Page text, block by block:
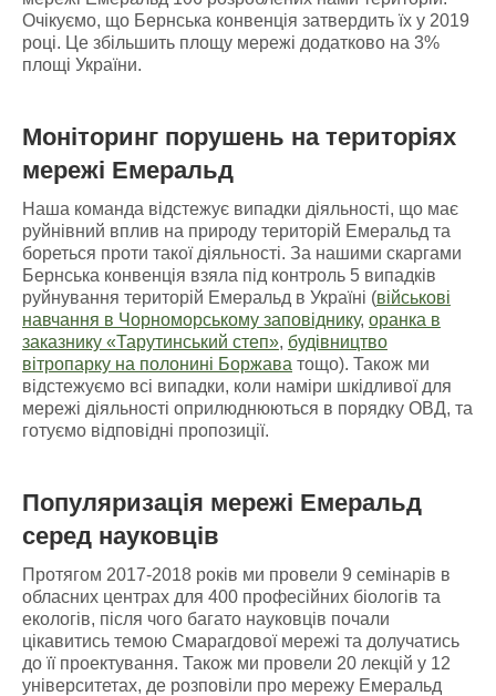
Очікуємо, що Бернська конвенція затвердить їх у 2019
році. Це збільшить площу мережі додатково на 3%
площі України.
Моніторинг порушень натериторіях
мережі Емеральд
Наша команда відстежує випадки діяльності, що має
руйнівний вплив на природу територій Емеральд та
бореться проти такої діяльності. За нашими скаргами
Бернська конвенція взяла під контроль 5 випадків
руйнування територій Емеральд в Україні (військові
навчання в Чорноморському заповіднику, оранка в
заказнику «Тарутинський степ», будівництво
вітропарку на полонині Боржава тощо). Також ми
відстежуємо всі випадки, коли наміри шкідливої для
мережі діяльності оприлюднюються в порядку ОВД, та
готуємо відповідні пропозиції.
Популяризація мережі Емеральд
серед науковців
Протягом 2017-2018 років ми провели 9 семінарів в
обласних центрах для 400 професійних біологів та
екологів, після чого багато науковців почали
цікавитись темою Смарагдової мережі та долучатись
до її проектування. Також ми провели 20 лекцій у 12
університетах, де розповіли про мережу Емеральд